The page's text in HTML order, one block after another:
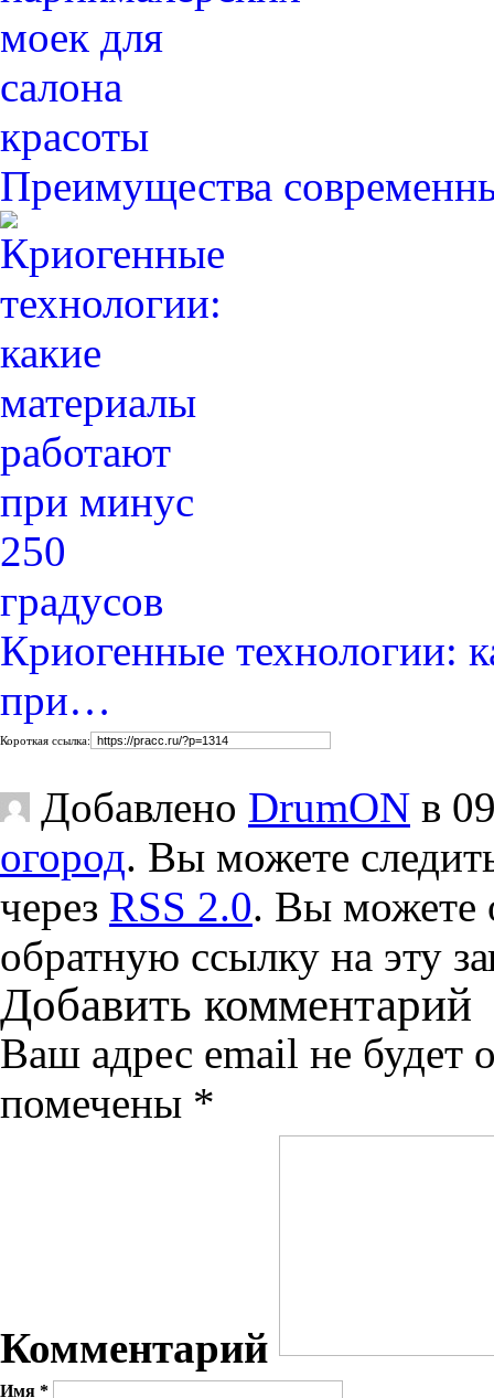
Преимущества
Криогенные технологии:
при…
Короткая ссылка:
Добавлено DrumON в
огород. Вы можете
через RSS 2.0. Вы можете
обратную ссылку на эту
Добавить комментарий
Ваш адрес email не будет
помечены *
Комментарий
Имя *